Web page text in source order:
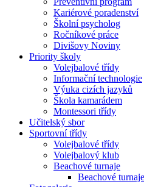
Kariérové poradenství
Školní psycholog
Ročníkové práce
Divišovy Noviny
Priority školy
Volejbalové třídy
Informační technologie
Výuka cizích jazyků
Škola kamarádem
Montessori třídy
Učitelský sbor
Sportovní třídy
Volejbalové třídy
Volejbalový klub
Beachové turnaje
Beachové